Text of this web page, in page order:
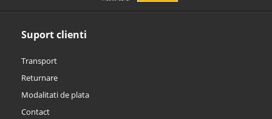
Suport clienti
Transport
Returnare
Modalitati de plata
Contact